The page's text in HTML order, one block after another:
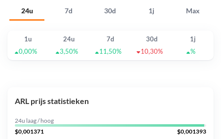
24u 7d 30d 1j Max
1u 24u 7d 30d
1j
0,00%
3,50% 11,50% 10,30% %
ARL prijs statistieken
24u laag / hoog
$0,001371
$0,001393